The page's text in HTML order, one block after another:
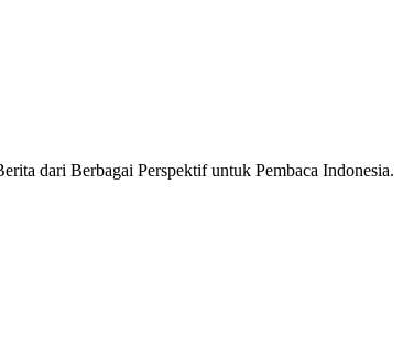
dari Berbagai Perspektif untuk Pembaca Indonesia.